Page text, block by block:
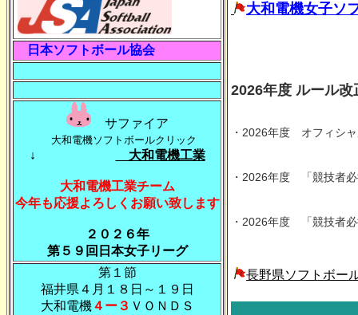
日本ソフトボール協会
サファイア
大和電機ソフトボールクリック
↓ 大和電機工業
大和電機工業チーム
今年も応援よろしくお願い致します
２０２６年
第５９回日本女子リーグ
第１節
福井県４月１８日～１９日
大和電機４ー３ ＶＯＮＤＳ
大和電機女子ソ
2026年度 ルール
・ 2026年度 オフィシャ
・ 2026年度 「競技者
・ 2026年度 「競技者
長野県ソフトボー